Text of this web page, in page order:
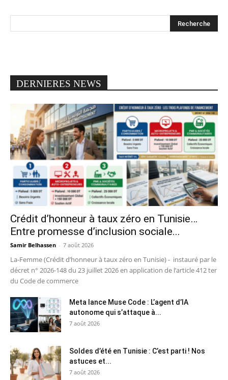
DERNIERES NEWS
Crédit d’honneur à taux zéro en Tunisie…
Entre promesse d’inclusion sociale...
Samir Belhassen - 7 août 2026
La-Femme (Crédit d’honneur à taux zéro en Tunisie) - instauré par le
décret n° 2026-148 du 23 juillet 2026 en application de l’article 412 ter
du Code de commerce
Meta lance Muse Code : L’agent d’IA
autonome qui s’attaque à...
7 août 2026
Soldes d’été en Tunisie : C’est parti ! Nos
astuces et...
7 août 2026